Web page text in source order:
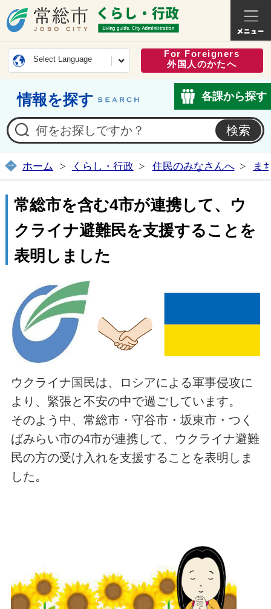
常総市公式ホームページ
くらし
Select Language
For Foreigners
外国人のかたへ
情報を探す 各課から探す
ホーム くらし・行政 住民のみなさんへ ま
常総市を含む4市が連携して、ウ
クライナ避難民を支援することを
表明しました
ウクライナ国民は、ロシアによる軍事侵攻に
より、緊張と不安の中で過ごしています。
そのよう中、常総市・守谷市・坂東市・つく
ばみらい市の4市が連携して、ウクライナ避難
民の方の受け入れを支援することを表明しま
した。